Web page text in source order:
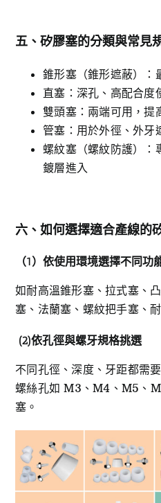
五、矽膠塞的分類與常見
錐形塞（錐形遮蔽）：
直塞：深孔、高配合度
雙頭塞：兩端可用，提
管塞：用於外徑、外牙
螺紋塞（螺紋防護）：
鍍層進入
六、如何選擇適合產線的
（1）依使用環境選擇不同功
如耐高溫錐形塞、拉式塞、
塞、法蘭塞、螺紋把手塞、
(2)依孔徑與螺牙規格挑選
不同孔徑、深度、牙距都需
螺絲孔如 M3、M4、M5、
塞。